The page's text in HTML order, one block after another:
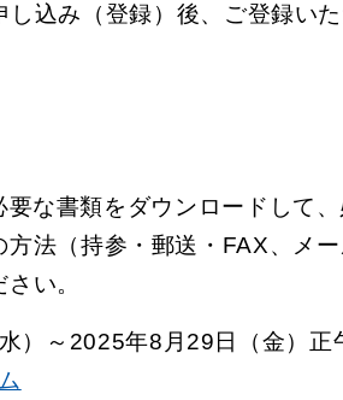
し込み（登録）後、ご登録い
な書類をダウンロードして
法（持参・郵送・FAX、メ
い。
）～2025年8月29日（金）正